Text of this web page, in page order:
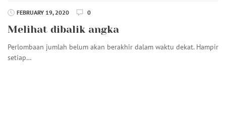
FEBRUARY 19, 2020 0
Melihat dibalik angka
Perlombaan jumlah belum akan berakhir dalam waktu dekat. Hampir
setiap…